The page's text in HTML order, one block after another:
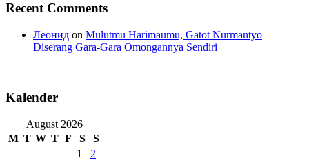
Recent Comments
Леонид on Mulutmu Harimaumu, Gatot Nurmantyo
Diserang Gara-Gara Omongannya Sendiri
Kalender
August 2026
M T W T F S
S
1
2